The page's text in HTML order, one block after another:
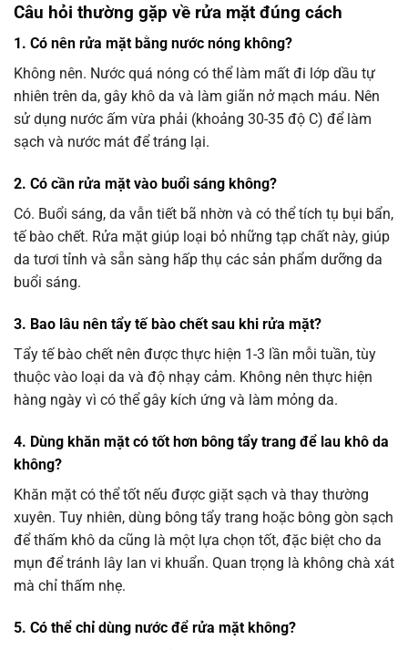
Câu hỏi thường gặp về rửa mặt đúng cách
1. Có nên rửa mặt bằng nước nóng không?
Không nên. Nước quá nóng có thể làm mất đi lớp dầu tự
nhiên trên da, gây khô da và làm giãn nở mạch máu. Nên
sử dụng nước ấm vừa phải (khoảng 30-35 độ C) để làm
sạch và nước mát để tráng lại.
2. Có cần rửa mặt vào buổi sáng không?
Có. Buổi sáng, da vẫn tiết bã nhờn và có thể tích tụ bụi bẩn,
tế bào chết. Rửa mặt giúp loại bỏ những tạp chất này, giúp
da tươi tỉnh và sẵn sàng hấp thụ các sản phẩm dưỡng da
buổi sáng.
3. Bao lâu nên tẩy tế bào chết sau khi rửa mặt?
Tẩy tế bào chết nên được thực hiện 1-3 lần mỗi tuần, tùy
thuộc vào loại da và độ nhạy cảm. Không nên thực hiện
hàng ngày vì có thể gây kích ứng và làm mỏng da.
4. Dùng khăn mặt có tốt hơn bông tẩy trang để lau khô da
không?
Khăn mặt có thể tốt nếu được giặt sạch và thay thường
xuyên. Tuy nhiên, dùng bông tẩy trang hoặc bông gòn sạch
để thấm khô da cũng là một lựa chọn tốt, đặc biệt cho da
mụn để tránh lây lan vi khuẩn. Quan trọng là không chà xát
mà chỉ thấm nhẹ.
5. Có thể chỉ dùng nước để rửa mặt không?